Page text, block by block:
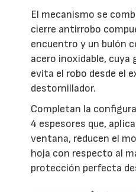
El mecanismo se
cierre antirrobo
encuentro y un bulón
acero inoxidable, cuya
evita el robo desde el
destornillador.
Completan la
4 espesores que,
ventana, reducen el
hoja con respecto al
protección perfecta